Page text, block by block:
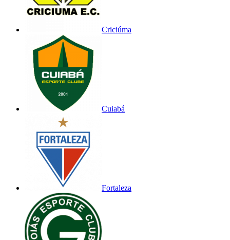
Criciúma
Cuiabá
Fortaleza